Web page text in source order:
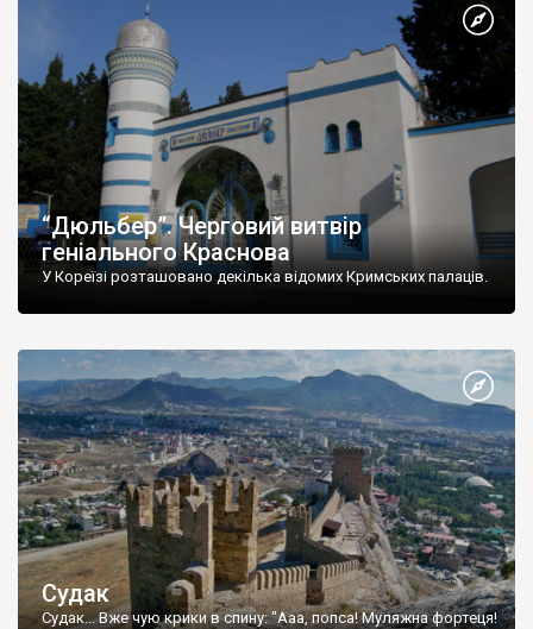
“Дюльбер”. Черговий витвір
геніального Краснова
У Кореїзі розташовано декілька відомих Кримських палаців.
Судак
Судак... Вже чую крики в спину: "Ааа, попса! Муляжна фортеця!